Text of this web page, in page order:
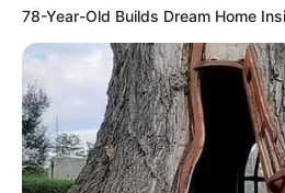
78-Year-Old Builds Dream Home